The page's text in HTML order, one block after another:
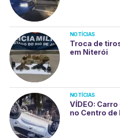
NOTÍCIAS
Troca de
em Niterói
NOTÍCIAS
VÍDEO:
no Centro de